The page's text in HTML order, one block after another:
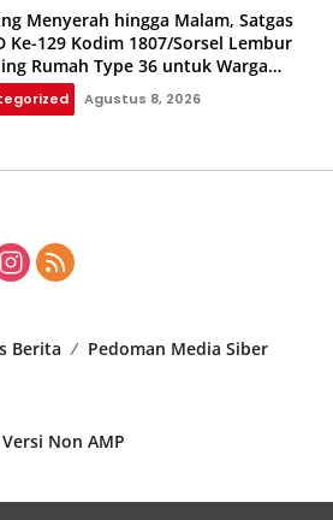
Menyerah hingga Malam, Satgas
Ke-129 Kodim 1807/Sorsel Lembur
Rumah Type 36 untuk Warga
Sesor Agustus 8, 2026
Berita
Pedoman Media Siber
Versi Non AMP